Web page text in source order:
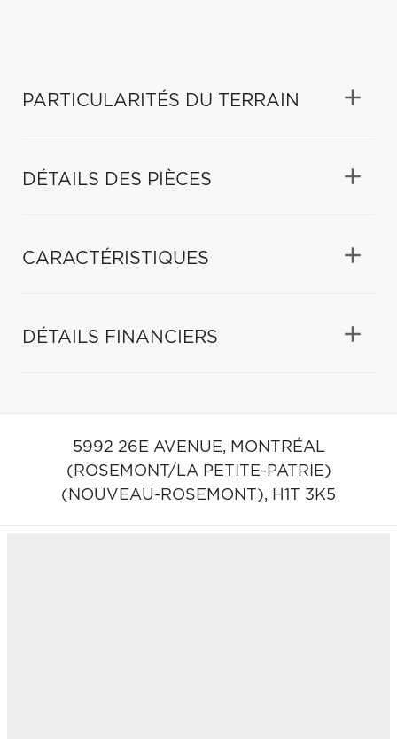
PARTICULARITÉS DU TERRAIN
DÉTAILS DES PIÈCES
CARACTÉRISTIQUES
DÉTAILS FINANCIERS
5992 26E AVENUE, MONTRÉAL
(ROSEMONT/LA PETITE-PATRIE)
(NOUVEAU-ROSEMONT), H1T 3K5